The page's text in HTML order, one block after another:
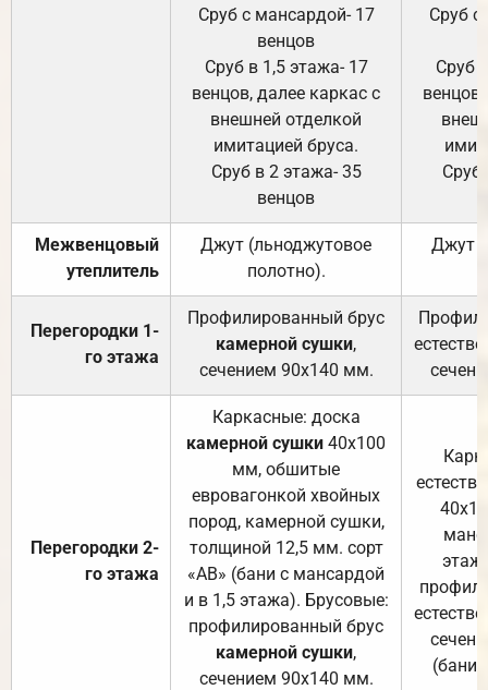
Сруб с мансардой- 17
венцов
Сруб в 1,5 этажа- 17
венцов, далее каркас с
внешней отделкой
имитацией бруса.
Сруб в 2 этажа- 35
венцов
Сруб с
Сруб
Сруб
Межвенцовый
утеплитель
Джут (льноджутовое
полотно).
Джут
Перегородки 1-
го этажа
Профилированный брус
камерной сушки,
сечением 90х140 мм.
Перегородки 2-
го этажа
Каркасные: доска
камерной сушки 40х100
мм, обшитые
евровагонкой хвойных
пород, камерной сушки,
толщиной 12,5 мм. сорт
«АВ» (бани с мансардой
и в 1,5 этажа). Брусовые:
профилированный брус
камерной сушки,
сечением 90х140 мм.
(бани